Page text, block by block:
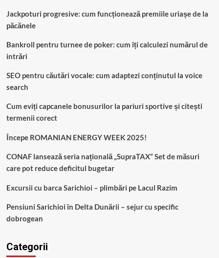
Jackpoturi progresive: cum funcționează premiile uriașe de la
păcănele
Bankroll pentru turnee de poker: cum îți calculezi numărul de
intrări
SEO pentru căutări vocale: cum adaptezi conținutul la voice
search
Cum eviți capcanele bonusurilor la pariuri sportive și citești
termenii corect
Începe ROMANIAN ENERGY WEEK 2025!
CONAF lansează seria națională „SupraTAX” Set de măsuri
care pot reduce deficitul bugetar
Excursii cu barca Sarichioi – plimbări pe Lacul Razim
Pensiuni Sarichioi în Delta Dunării – sejur cu specific
dobrogean
Categorii